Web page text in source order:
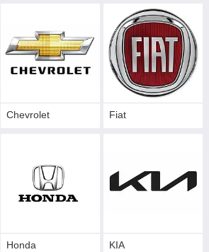
Chevrolet Fiat
Honda KIA